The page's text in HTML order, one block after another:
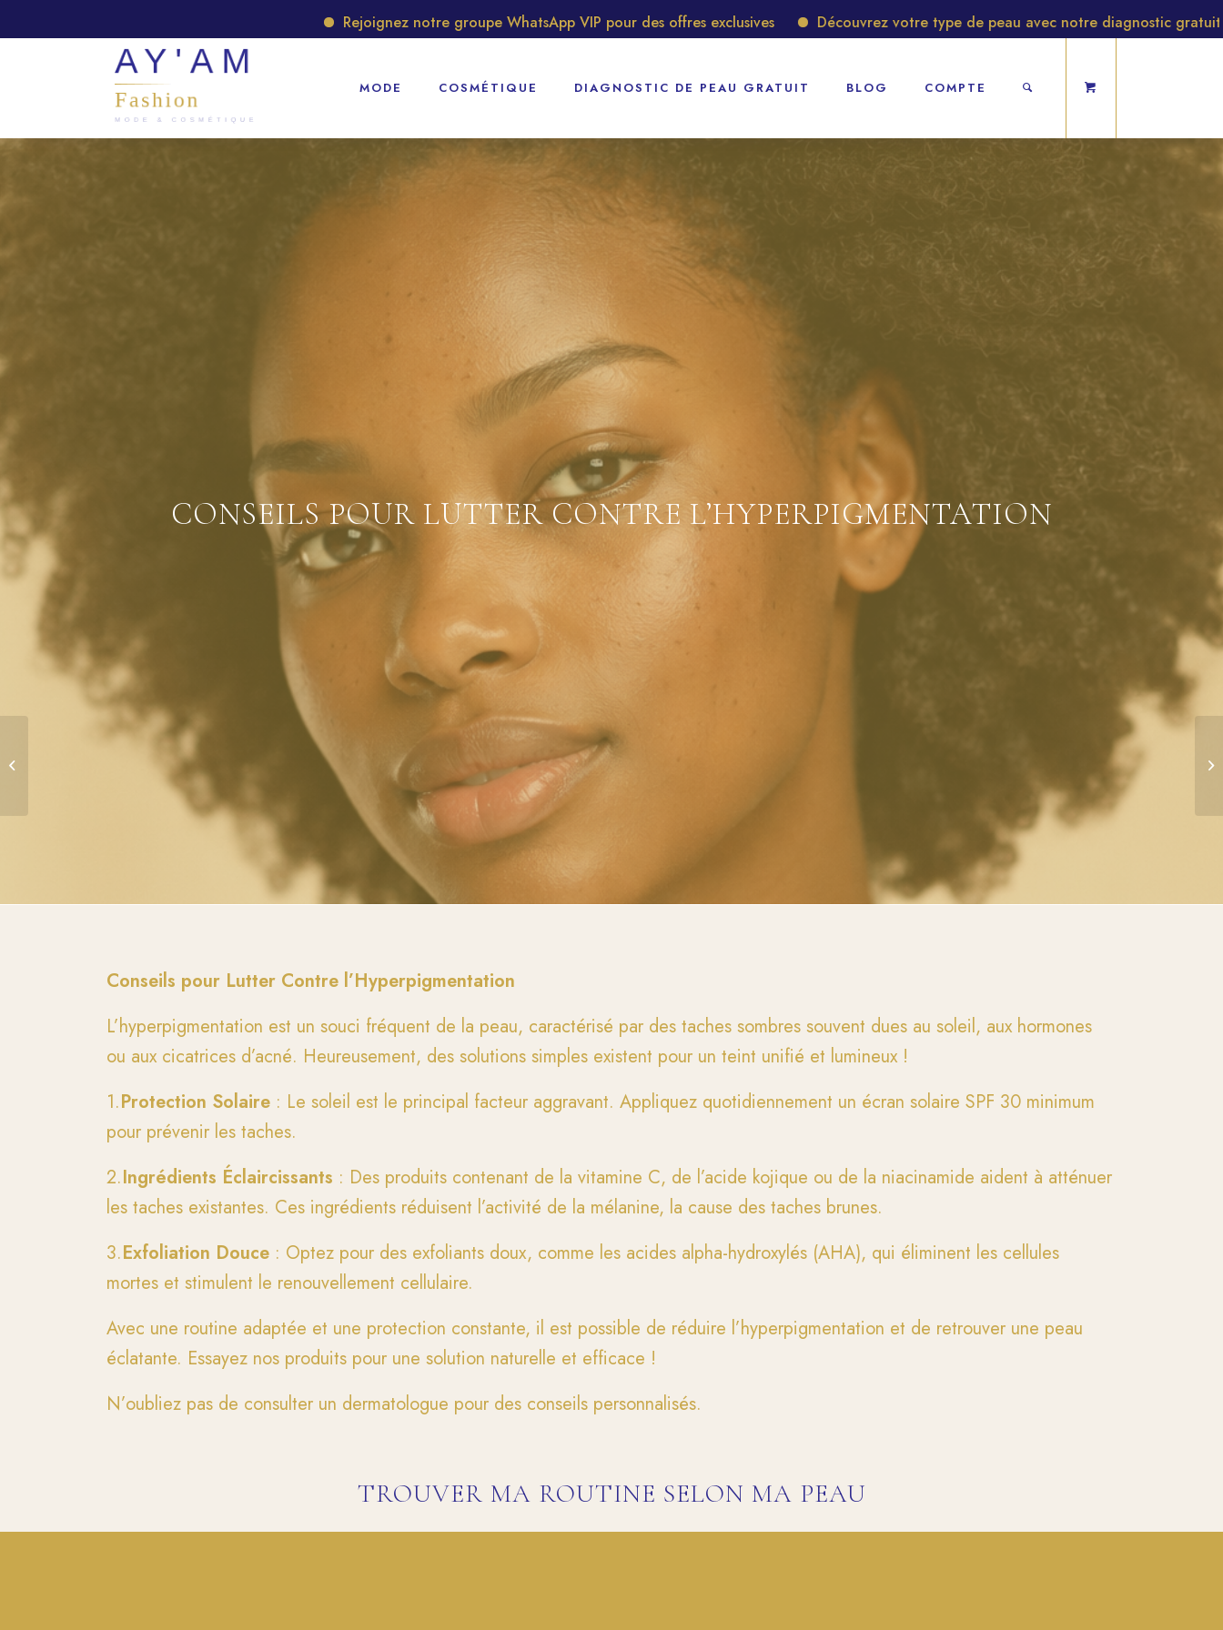
Rejoignez notre groupe WhatsApp VIP pour des offres exclusives Découvrez votre type de peau avec notre diagnostic gratuit
MODE COSMÉTIQUE DIAGNOSTIC DE PEAU GRATUIT BLOG COMPTE
CONSEILS POUR LUTTER CONTRE L’HYPERPIGMENTATION
Conseils pour Lutter Contre l’Hyperpigmentation
L’hyperpigmentation est un souci fréquent de la peau, caractérisé par des taches sombres souvent dues au soleil, aux hormones
ou aux cicatrices d’acné. Heureusement, des solutions simples existent pour un teint unifié et lumineux !
1.Protection Solaire : Le soleil est le principal facteur aggravant. Appliquez quotidiennement un écran solaire SPF 30 minimum
pour prévenir les taches.
2.Ingrédients Éclaircissants : Des produits contenant de la vitamine C, de l’acide kojique ou de la niacinamide aident à atténuer
les taches existantes. Ces ingrédients réduisent l’activité de la mélanine, la cause des taches brunes.
3.Exfoliation Douce : Optez pour des exfoliants doux, comme les acides alpha-hydroxylés (AHA), qui éliminent les cellules
mortes et stimulent le renouvellement cellulaire.
Avec une routine adaptée et une protection constante, il est possible de réduire l’hyperpigmentation et de retrouver une peau
éclatante. Essayez nos produits pour une solution naturelle et efficace !
N’oubliez pas de consulter un dermatologue pour des conseils personnalisés.
TROUVER MA ROUTINE SELON MA PEAU